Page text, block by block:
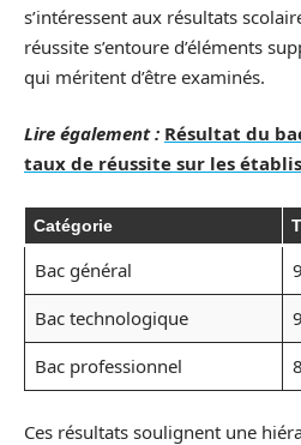
s’intéressent aux résultats
réussite s’entoure d’éléments
qui méritent d’être examinés.
Lire également : Résultat du
taux de réussite sur les
Catégorie
Bac général
Bac technologique
Bac professionnel
Ces résultats soulignent une